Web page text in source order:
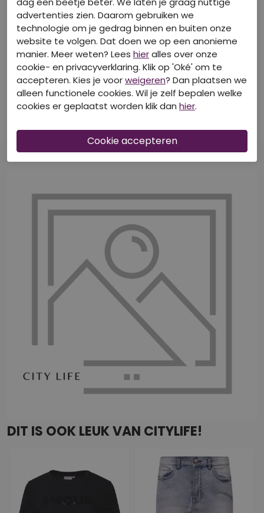
50% Korting
CITYLIFE
Z90642/205037A fel groen
Singlets
€ 8,50 € 16,99
50% Korting
CITYLIFE
Z90648/213333 fel groen
T-shirts korte mouw
€ 9,00 € 17,99
DIT IS OOK LEUK VAN CITYLIFE!
advertenties zien. Daarom gebruiken we
technologie om je gedrag binnen en buiten onze
website te volgen. Dat doen we op een anonieme
manier. Meer weten? Lees hieralles over onze
cookie- en privacyverklaring. Klik op 'Oké' om te
accepteren. Kies je voorweigeren? Dan plaatsen we
alleen functionele cookies. Wil je zelf bepalen welke
cookies er geplaatst worden klik dan hier.